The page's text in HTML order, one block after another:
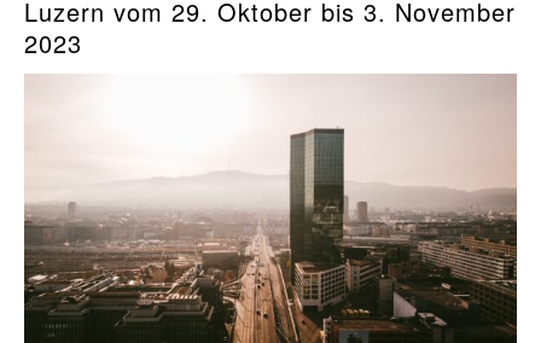
Luzern vom 29. Oktober bis 3. November
2023